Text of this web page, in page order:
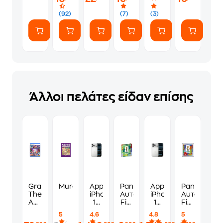
(92) (7)
(7
Αυτοκόλλητα)
(3)
Άλλοι πελάτες είδαν επίσης
Grand
Theft
Auto
Standard
Murdoku
5
Apple
iPhone
17
Max
4.6
Panini
Αυτοκόλλητα
Fifa
Apple
iPhone
17
256GB
4.8
Panini
Fifa
Cup
5